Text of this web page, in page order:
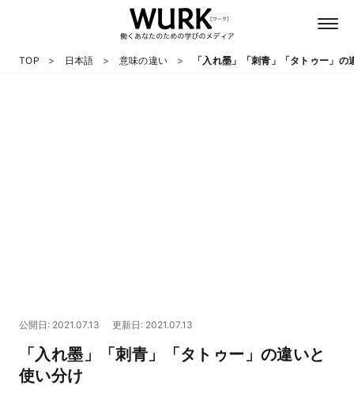
マネー
TOP 日本語 意味の違い 「入れ墨」「刺青」「タトゥー」の
公開日: 2021.07.13 更新日: 2021.07.13
「入れ墨」「刺青」「タトゥー」の違いと
使い分け